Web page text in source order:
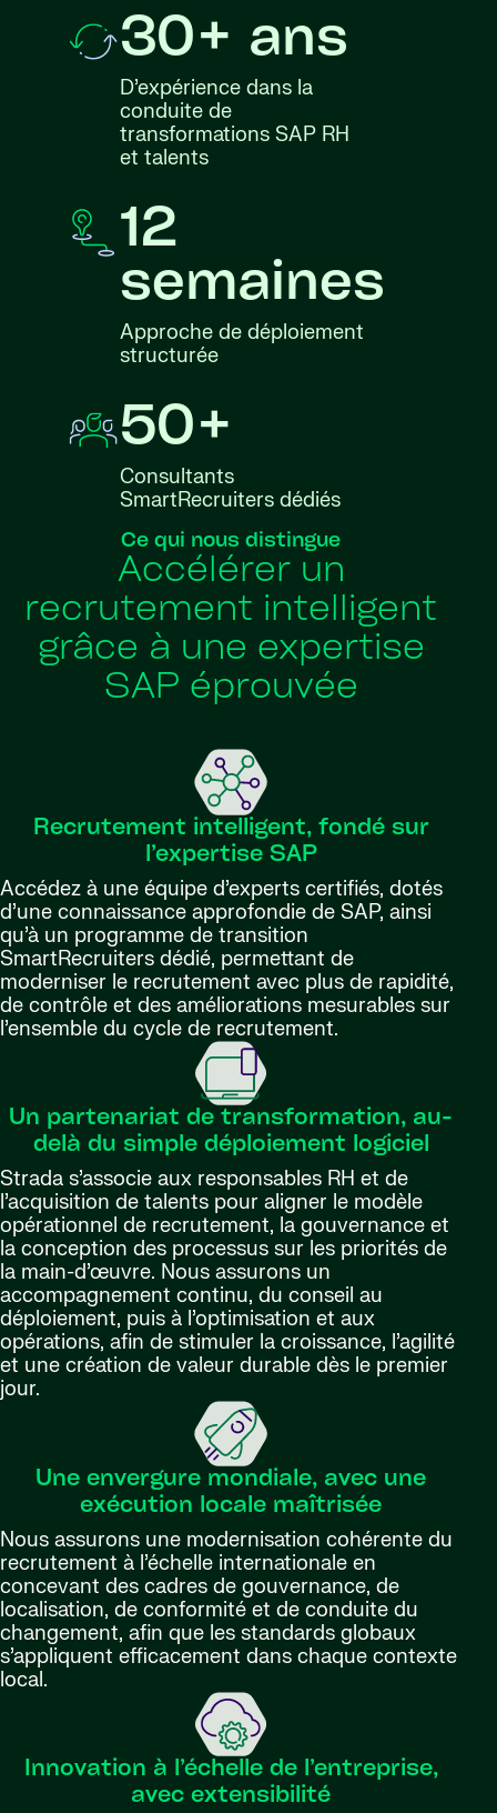
30+ ans
D’expérience dans la
conduite de
transformations SAP RH
et talents
12
semaines
Approche de déploiement
structurée
50+
Consultants
SmartRecruiters dédiés
Ce qui nous distingue
Accélérer un
recrutement intelligent
grâce à une expertise
SAP éprouvée
Recrutement intelligent, fondé sur
l’expertise SAP
Accédez à une équipe d’experts certifiés, dotés
d’une connaissance approfondie de SAP, ainsi
qu’à un programme de transition
SmartRecruiters dédié, permettant de
moderniser le recrutement avec plus de rapidité,
de contrôle et des améliorations mesurables sur
l’ensemble du cycle de recrutement.
Un partenariat de transformation, au-
delà du simple déploiement logiciel
Strada s’associe aux responsables RH et de
l’acquisition de talents pour aligner le modèle
opérationnel de recrutement, la gouvernance et
la conception des processus sur les priorités de
la main-d’œuvre. Nous assurons un
accompagnement continu, du conseil au
déploiement, puis à l’optimisation et aux
opérations, afin de stimuler la croissance, l’agilité
et une création de valeur durable dès le premier
jour.
Une envergure mondiale, avec une
exécution locale maîtrisée
Nous assurons une modernisation cohérente du
recrutement à l’échelle internationale en
concevant des cadres de gouvernance, de
localisation, de conformité et de conduite du
changement, afin que les standards globaux
s’appliquent efficacement dans chaque contexte
local.
Innovation à l’échelle de l’entreprise,
avec extensibilité